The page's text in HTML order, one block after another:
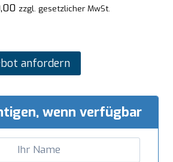
zzgl. gesetzlicher MwSt.
anfordern
wenn verfügbar